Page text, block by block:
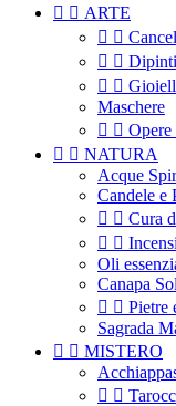
  ARTE
 
  Dipinti
 
Maschere
 
  NATURA
Acque
Candele e
  Cura
  Incensi
Oli
Canapa
  Pietre
Sagrada
  MISTERO
 